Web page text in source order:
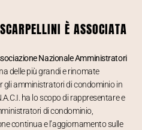
È ASSOCIATA
Nazionale Amministratori
delle più grandi e rinomate
gli amministratori di condominio in
ha lo scopo di rappresentare e
di condominio,
continua e l’aggiornamento sulle